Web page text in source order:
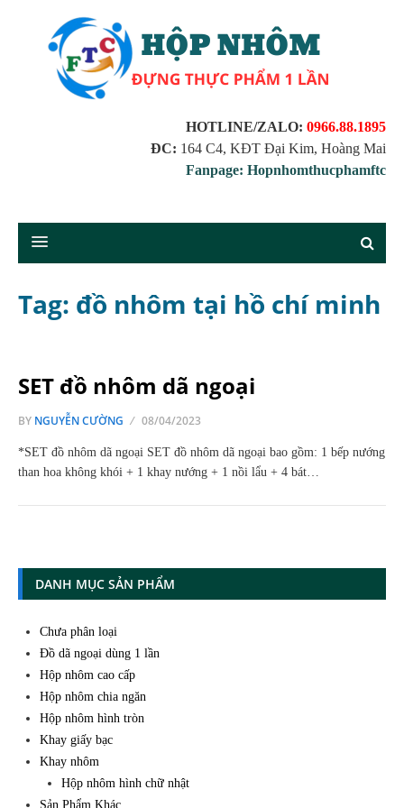
HOTLINE/ZALO: 0966.88.1895
ĐC: 164 C4, KĐT Đại Kim, Hoàng Mai
Fanpage: Hopnhomthucphamftc
Tag: đồ nhôm tại hồ chí minh
SET đồ nhôm dã ngoại
BY NGUYỄN CƯỜNG 08/04/2023
*SET đồ nhôm dã ngoại SET đồ nhôm dã ngoại bao gồm: 1 bếp nướng
than hoa không khói + 1 khay nướng + 1 nồi lẩu + 4 bát…
DANH MỤC SẢN PHẨM
Chưa phân loại
Đồ dã ngoại dùng 1 lần
Hộp nhôm cao cấp
Hộp nhôm chia ngăn
Hộp nhôm hình tròn
Khay giấy bạc
Khay nhôm
Hộp nhôm hình chữ nhật
Sản Phẩm Khác